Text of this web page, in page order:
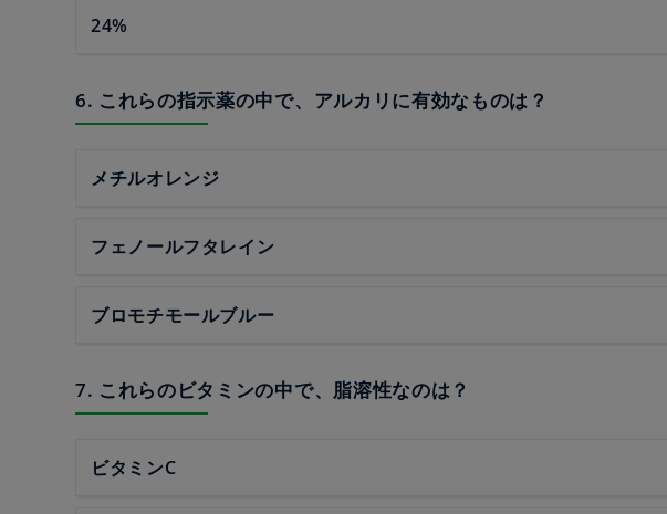
24%
6. これらの指示薬の中で、アルカリに有効なものは？
メチルオレンジ
フェノールフタレイン
ブロモチモールブルー
7. これらのビタミンの中で、脂溶性なのは？
ビタミンC